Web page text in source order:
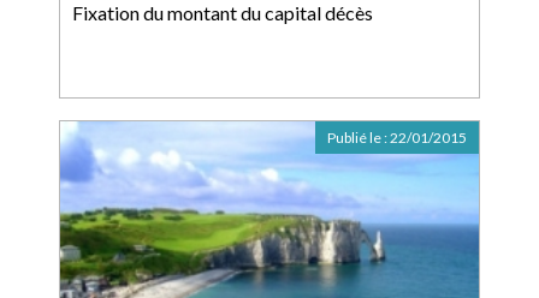
Fixation du montant du capital décès
Publié le :22/01/2015